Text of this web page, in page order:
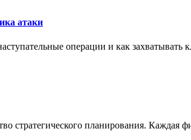
атаки
операции и как
стратегического планирования.